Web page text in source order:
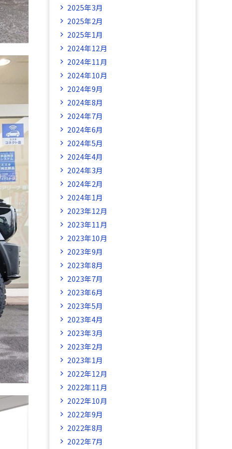
2025年3月
2025年2月
2025年1月
2024年12月
2024年11月
2024年10月
2024年9月
2024年8月
2024年7月
2024年6月
2024年5月
2024年4月
2024年3月
2024年2月
2024年1月
2023年12月
2023年11月
2023年10月
2023年9月
2023年8月
2023年7月
2023年6月
2023年5月
2023年4月
2023年3月
2023年2月
2023年1月
2022年12月
2022年11月
2022年10月
2022年9月
2022年8月
2022年7月